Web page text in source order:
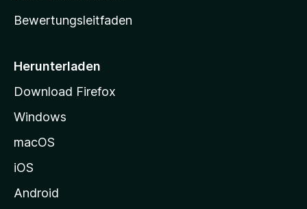
s
i
e
g
e
n
Bewertungsleitfaden
Herunterladen
Download Firefox
Windows
macOS
iOS
Android